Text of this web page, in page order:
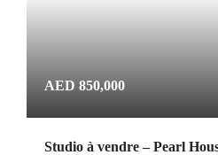
AED 850,000
Studio à vendre – Pearl